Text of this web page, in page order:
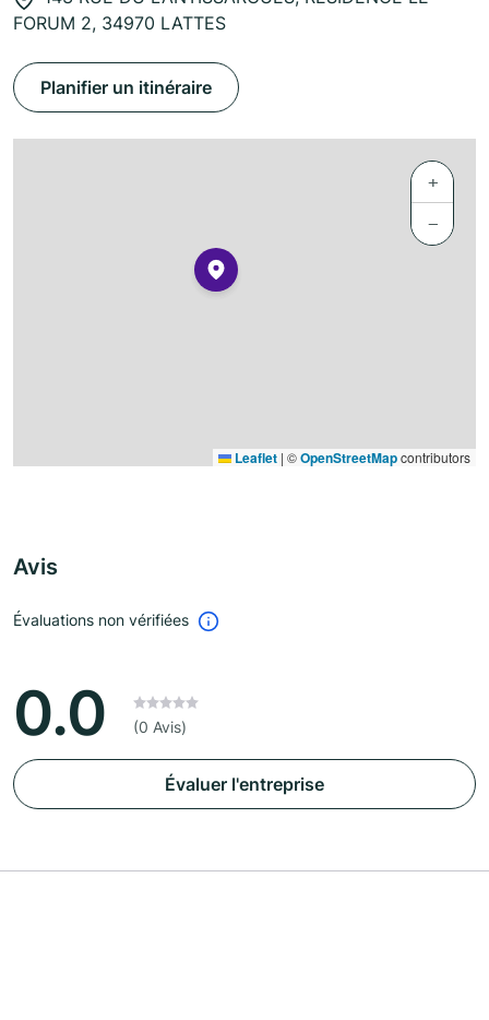
FORUM 2, 34970 LATTES
Planifier un itinéraire
+
−
Leaflet | ©OpenStreetMapcontributors
Avis
Évaluations non vérifiées
0.0 (0 Avis)
Évaluer l'entreprise